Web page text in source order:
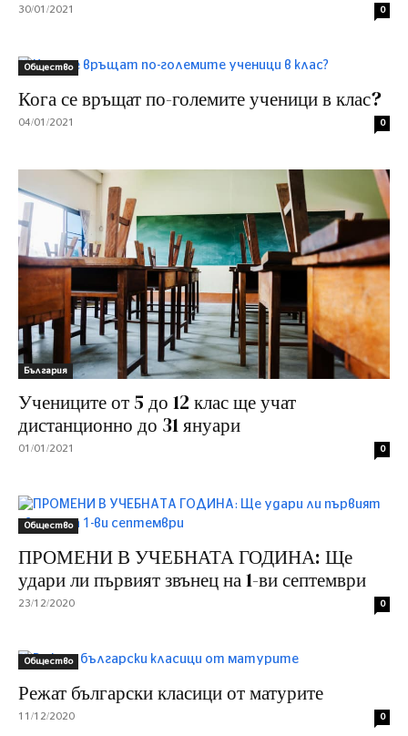
30/01/2021 0
Общество
Кога се връщат по-големите ученици в клас?
04/01/2021 0
България
Учениците от 5 до 12 клас ще учат
дистанционно до 31 януари
01/01/2021 0
Общество
ПРОМЕНИ В УЧЕБНАТА ГОДИНА: Ще
удари ли първият звънец на 1-ви септември
23/12/2020 0
Общество
Режат български класици от матурите
11/12/2020 0